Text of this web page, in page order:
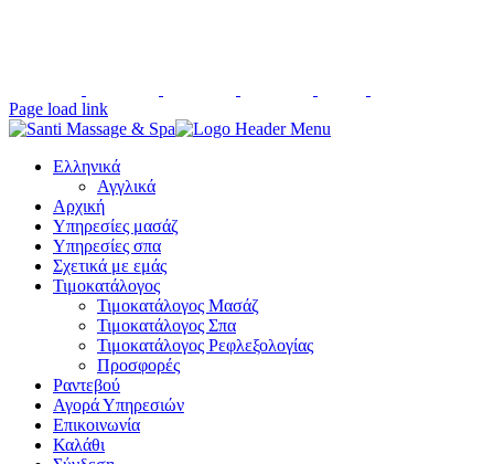
Page load link
Ελληνικά
Αγγλικά
Αρχική
Υπηρεσίες μασάζ
Υπηρεσίες σπα
Σχετικά με εμάς
Τιμοκατάλογος
Τιμοκατάλογος Μασάζ
Τιμοκατάλογος Σπα
Τιμοκατάλογος Ρεφλεξολογίας
Προσφορές
Ραντεβού
Αγορά Υπηρεσιών
Επικοινωνία
Καλάθι